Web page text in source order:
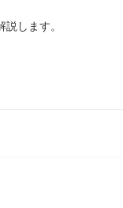
します。